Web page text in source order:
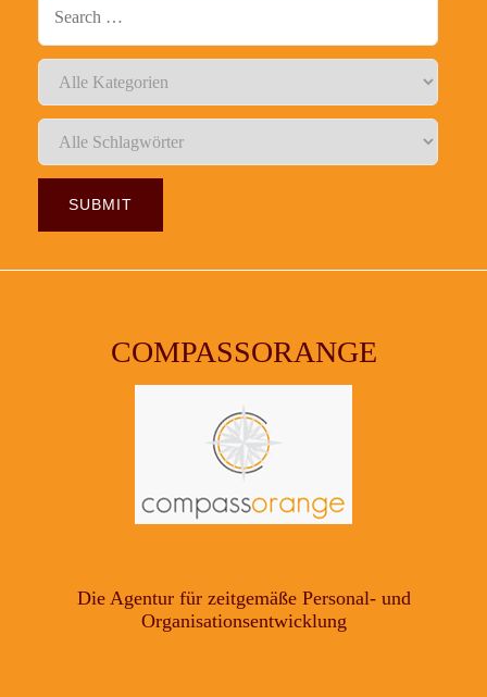
COMPASSORANGE
Die Agentur für zeitgemäße Personal- und
Organisationsentwicklung